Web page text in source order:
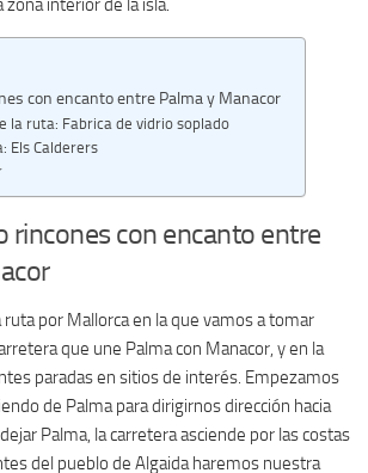
con encanto entre Palma y Manacor
la ruta: Fabrica de vidrio soplado
Els Calderers
rincones con encanto entre
por Mallorca en la que vamos a tomar
que une Palma con Manacor, y en la
paradas en sitios de interés. Empezamos
de Palma para dirigirnos dirección hacia
Palma, la carretera asciende por las costas
del pueblo de Algaida haremos nuestra